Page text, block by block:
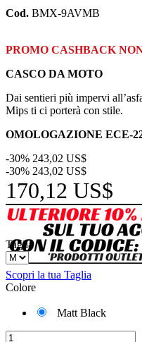
Cod. BMX-9AVMB
PROMO CASHBACK
CASCO DA MOTO
Dai sentieri più impervi
Mips ti ci porterà con stile.
OMOLOGAZIONE ECE-
-30% 243,02 US$
-30% 243,02 US$
170,12 US$
Taglia
Scopri la tua Taglia
Colore
Matt Black